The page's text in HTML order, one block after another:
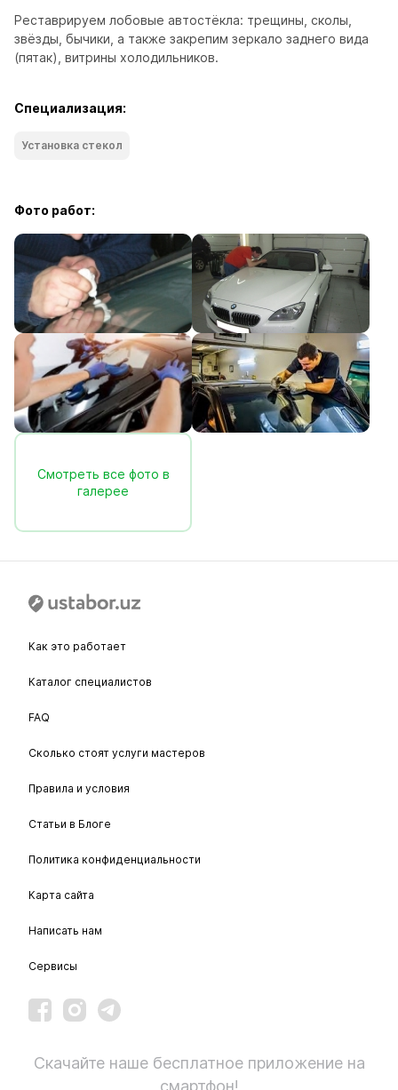
Реставрируем лобовые автостёкла: трещины, сколы,
звёзды, бычики, а также закрепим зеркало заднего вида
(пятак), витрины холодильников.
Специализация:
Установка стекол
Фото работ:
Смотреть все фото в
галерее
Как это работает
Каталог специалистов
FAQ
Сколько стоят услуги мастеров
Правила и условия
Статьи в Блоге
Политика конфиденциальности
Карта сайта
Написать нам
Сервисы
Скачайте наше бесплатное приложение на
смартфон!